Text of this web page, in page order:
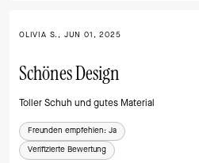
OLIVIA S., JUN 01, 2025
Schönes Design
Toller Schuh und gutes Material
Freunden empfehlen: Ja
Verifizierte Bewertung